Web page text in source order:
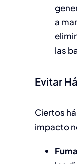
a
las
Evitar
Ciertos
impacto